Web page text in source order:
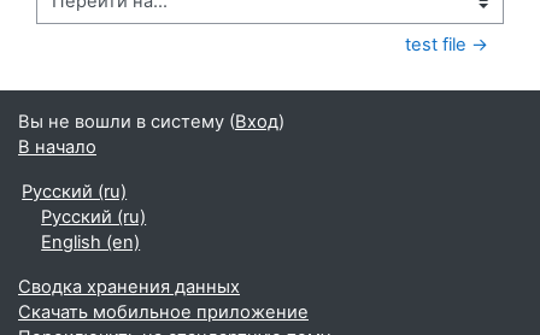
Перейти на...
test file →
Вы не вошли в систему (Вход)
В начало
Русский ‎(ru)‎
Русский ‎(ru)‎
English ‎(en)‎
Сводка хранения данных
Скачать мобильное приложение